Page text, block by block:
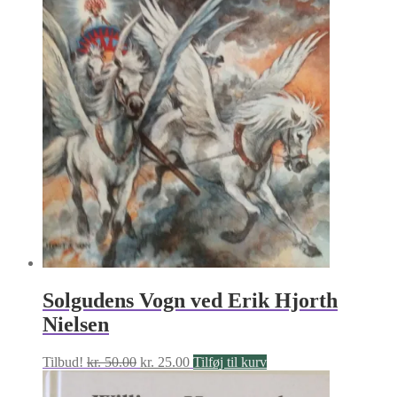
Solgudens Vogn ved Erik Hjorth
Nielsen
Tilbud! kr.50.00 Den
oprindelige
pris
kr. 25.00Den
aktuelle
pris
Tilføj til kurv